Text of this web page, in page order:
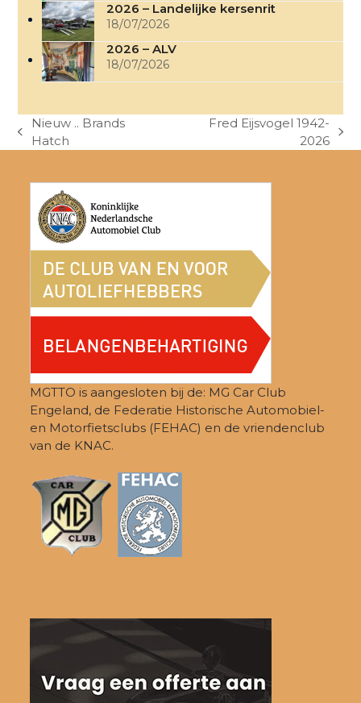
2026 – Landelijke kersenrit
18/07/2026
2026 – ALV
18/07/2026
previous
Nieuw .. Brands
Hatch
Fred Eijsvogel 1942-
2026
MGTTO is aangesloten bij de: MG Car Club
Engeland, de Federatie Historische Automobiel-
en Motorfietsclubs (FEHAC) en de vriendenclub
van de KNAC.